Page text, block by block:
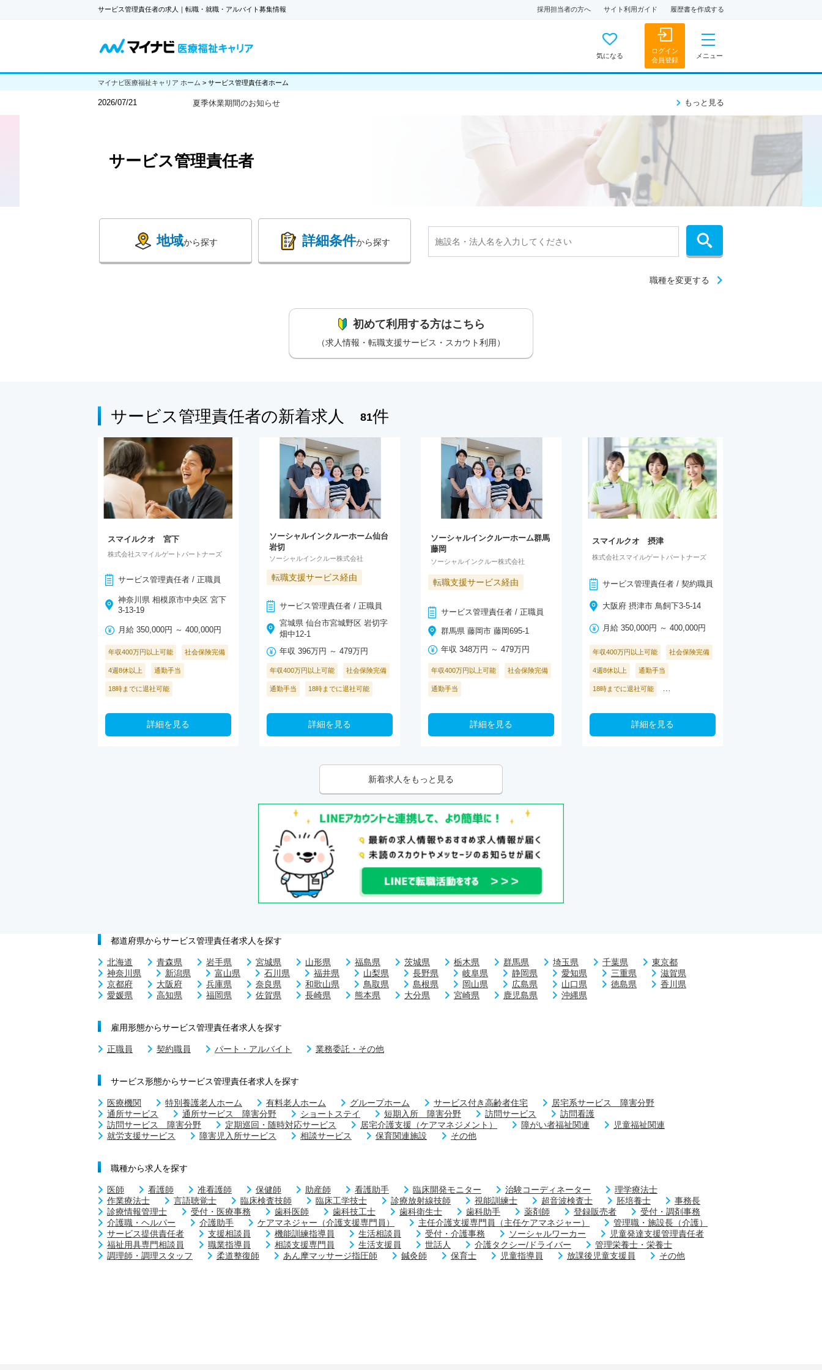
サービス管理責任者の求人｜転職・就職・アルバイト募集情報 採用担当者の方へ サイト利用ガイド 履歴書を作成する
気になる
ログイン
会員登録
メニュー
マイナビ医療福祉キャリア ホーム > サービス管理責任者ホーム
2026/07/21 夏季休業期間のお知らせ もっと見る
サービス管理責任者
地域から探す 詳細条件から探す
職種を変更する
初めて利用する方はこちら
（求人情報・転職支援サービス・スカウト利用）
サービス管理責任者の新着求人 81件
スマイルクオ 宮下
株式会社スマイルゲートパートナーズ
サービス管理責任者 / 正職員
神奈川県 相模原市中央区 宮下
3-13-19
月給 350,000円 ～ 400,000円
年収400万円以上可能 社会保険完備
4週8休以上 通勤手当
18時までに退社可能
詳細を見る
ソーシャルインクルーホーム仙台
岩切
ソーシャルインクルー株式会社
転職支援サービス経由
サービス管理責任者 / 正職員
宮城県 仙台市宮城野区 岩切字
畑中12-1
年収 396万円 ～ 479万円
年収400万円以上可能 社会保険完備
通勤手当 18時までに退社可能
詳細を見る
ソーシャルインクルーホーム群馬
藤岡
ソーシャルインクルー株式会社
転職支援サービス経由
サービス管理責任者 / 正職員
群馬県 藤岡市 藤岡695-1
年収 348万円 ～ 479万円
年収400万円以上可能 社会保険完備
通勤手当
詳細を見る
スマイルクオ 摂津
株式会社スマイルゲートパートナーズ
サービス管理責任者 / 契約職員
大阪府 摂津市 鳥飼下3-5-14
月給 350,000円 ～ 400,000円
年収400万円以上可能 社会保険完備
4週8休以上 通勤手当
18時までに退社可能
詳細を見る
新着求人をもっと見る
都道府県からサービス管理責任者求人を探す
北海道 青森県 岩手県 宮城県 山形県 福島県 茨城県 栃木県 群馬県 埼玉県 千葉県
東京都
神奈川県
新潟県 富山県 石川県 福井県 山梨県 長野県 岐阜県 静岡県 愛知県 三重県
滋賀県
京都府
大阪府 兵庫県 奈良県 和歌山県 鳥取県 島根県 岡山県 広島県 山口県 徳島県
香川県
愛媛県
高知県 福岡県 佐賀県 長崎県 熊本県 大分県 宮崎県 鹿児島県 沖縄県
雇用形態からサービス管理責任者求人を探す
正職員 契約職員 パート・アルバイト 業務委託・その他
サービス形態からサービス管理責任者求人を探す
医療機関 特別養護老人ホーム 有料老人ホーム グループホーム サービス付き高齢者住宅
居宅系サービス 障害分野
通所サービス
通所サービス 障害分野 ショートステイ 短期入所 障害分野 訪問サービス
訪問看護
訪問サービス 障害分野
定期巡回・随時対応サービス 居宅介護支援（ケアマネジメント） 障がい者福祉関連
児童福祉関連
就労支援サービス
障害児入所サービス 相談サービス 保育関連施設 その他
職種から求人を探す
医師 看護師 准看護師 保健師 助産師 看護助手 臨床開発モニター 治験コーディネーター
理学療法士
作業療法士
言語聴覚士 臨床検査技師 臨床工学技士 診療放射線技師 視能訓練士 超音波検査士 胚培養士
事務長
診療情報管理士
受付・医療事務 歯科医師 歯科技工士 歯科衛生士 歯科助手 薬剤師 登録販売者
受付・調剤事務
介護職・ヘルパー
介護助手 ケアマネジャー（介護支援専門員） 主任介護支援専門員（主任ケアマネジャー）
管理職・施設長（介護）
サービス提供責任者
支援相談員 機能訓練指導員 生活相談員 受付・介護事務 ソーシャルワーカー
児童発達支援管理責任者
福祉用具専門相談員
職業指導員 相談支援専門員 生活支援員 世話人 介護タクシー/ドライバー
管理栄養士・栄養士
調理師・調理スタッフ
柔道整復師 あん摩マッサージ指圧師 鍼灸師 保育士 児童指導員 放課後児童支援員 その他